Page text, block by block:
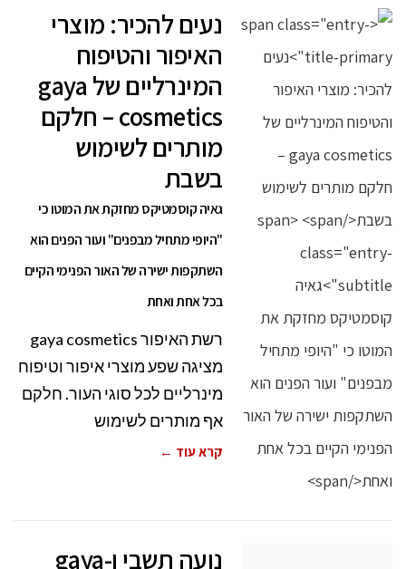
נעים להכיר: מוצרי
האיפור והטיפוח
המינרליים של gaya
cosmetics – חלקם
מותרים לשימוש
בשבת
גאיה קוסמטיקס מחזקת את המוטו כי
"היופי מתחיל מבפנים" ועור הפנים הוא
השתקפות ישירה של האור הפנימי הקיים
בכל אחת ואחת
רשת האיפור gaya cosmetics
מציגה שפע מוצרי איפור וטיפוח
מינרליים לכל סוגי העור. חלקם
אף מותרים לשימוש
קרא עוד ←
נועה תשבי ו-gaya